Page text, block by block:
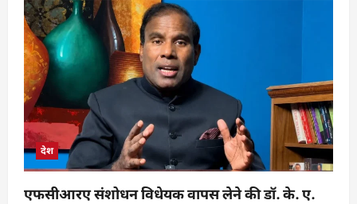
देश
एफसीआरए संशोधन विधेयक वापस लेने की डॉ. के. ए.